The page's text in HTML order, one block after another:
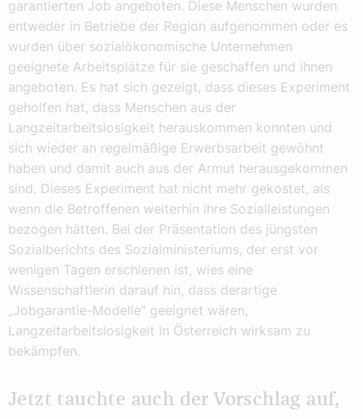
garantierten Job angeboten. Diese Menschen wurden
entweder in Betriebe der Region aufgenommen oder es
wurden über sozialökonomische Unternehmen
geeignete Arbeitsplätze für sie geschaffen und ihnen
angeboten. Es hat sich gezeigt, dass dieses Experiment
geholfen hat, dass Menschen aus der
Langzeitarbeitslosigkeit herauskommen konnten und
sich wieder an regelmäßige Erwerbsarbeit gewöhnt
haben und damit auch aus der Armut herausgekommen
sind. Dieses Experiment hat nicht mehr gekostet, als
wenn die Betroffenen weiterhin ihre Sozialleistungen
bezogen hätten. Bei der Präsentation des jüngsten
Sozialberichts des Sozialministeriums, der erst vor
wenigen Tagen erschienen ist, wies eine
Wissenschaftlerin darauf hin, dass derartige
„Jobgarantie-Modelle“ geeignet wären,
Langzeitarbeitslosigkeit in Österreich wirksam zu
bekämpfen.
Jetzt tauchte auch der Vorschlag auf,